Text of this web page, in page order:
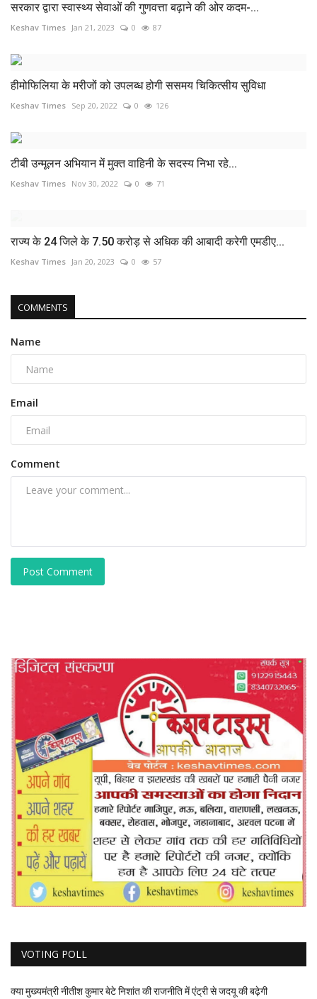
सरकार द्वारा स्वास्थ्य सेवाओं की गुणवत्ता बढ़ाने की ओर कदम-...
Keshav Times Jan 21, 2023 0 87
हीमोफिलिया के मरीजों को उपलब्ध होगी ससमय चिकित्सीय सुविधा
Keshav Times Sep 20, 2022 0 126
टीबी उन्मूलन अभियान में मुक्त वाहिनी के सदस्य निभा रहे...
Keshav Times Nov 30, 2022 0 71
राज्य के 24 जिले के 7.50 करोड़ से अधिक की आबादी करेगी एमडीए...
Keshav Times Jan 20, 2023 0 57
COMMENTS
Name
Email
Comment
Post Comment
VOTING POLL
क्या मुख्यमंत्री नीतीश कुमार बेटे निशांत की राजनीति में एंट्री से जदयू की बढ़ेगी